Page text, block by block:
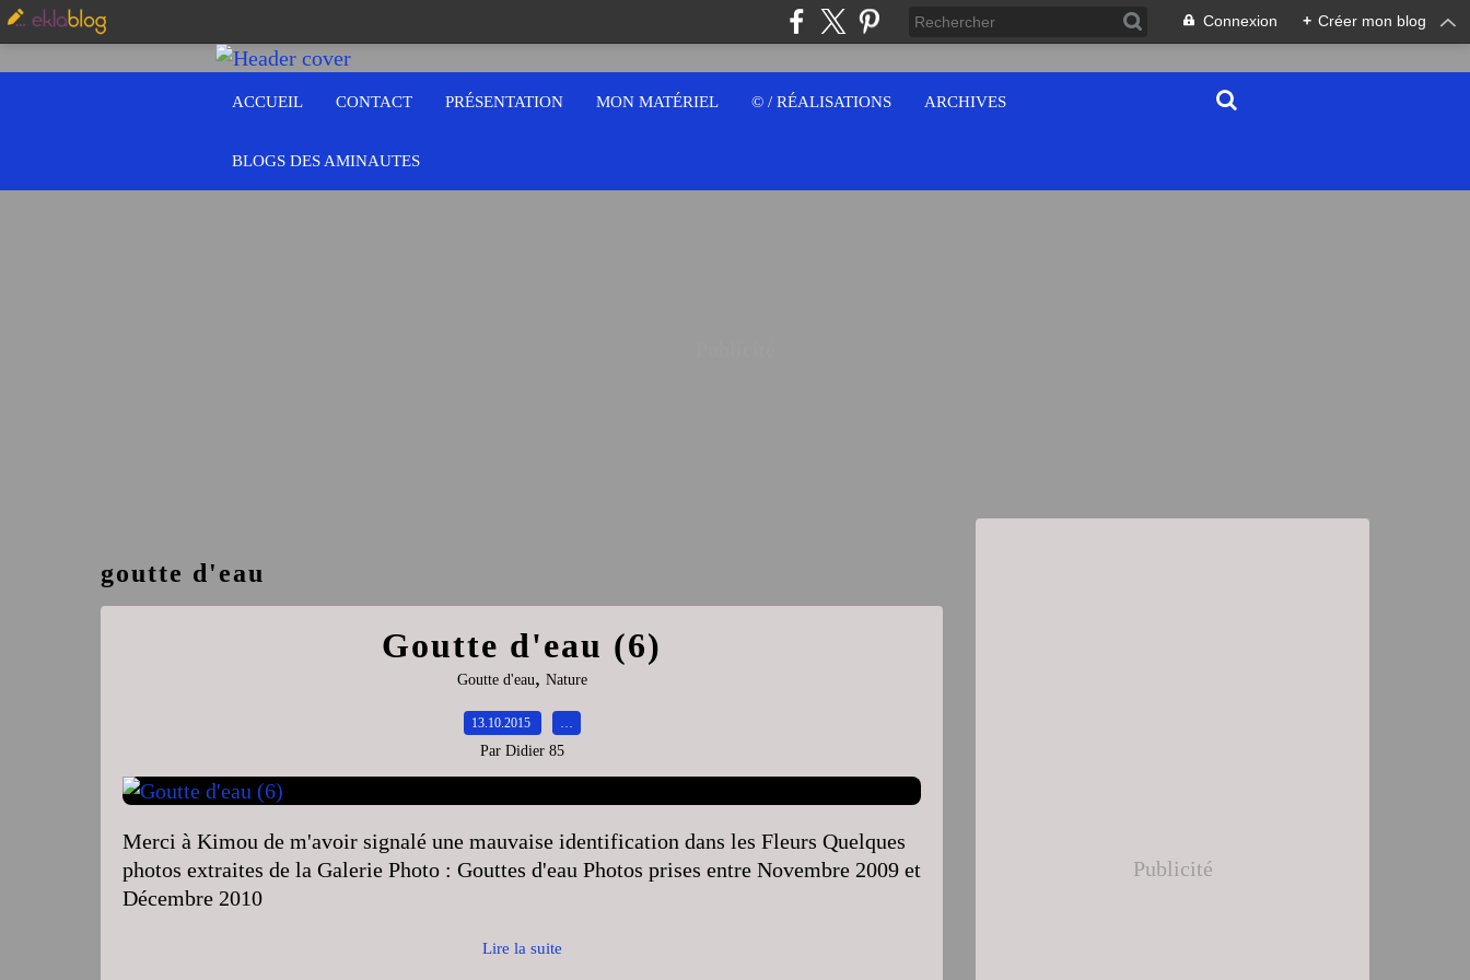
Connexion + Créer mon blog
ACCUEIL CONTACT PRÉSENTATION MON MATÉRIEL © / RÉALISATIONS ARCHIVES
BLOGS DES AMINAUTES
goutte d'eau
Goutte d'eau (6)
Goutte d'eau, Nature
13.10.2015 …
Par Didier 85
Merci à Kimou de m'avoir signalé une mauvaise identification dans les Fleurs Quelques
photos extraites de la Galerie Photo : Gouttes d'eau Photos prises entre Novembre 2009 et
Décembre 2010
Lire la suite
Publicité